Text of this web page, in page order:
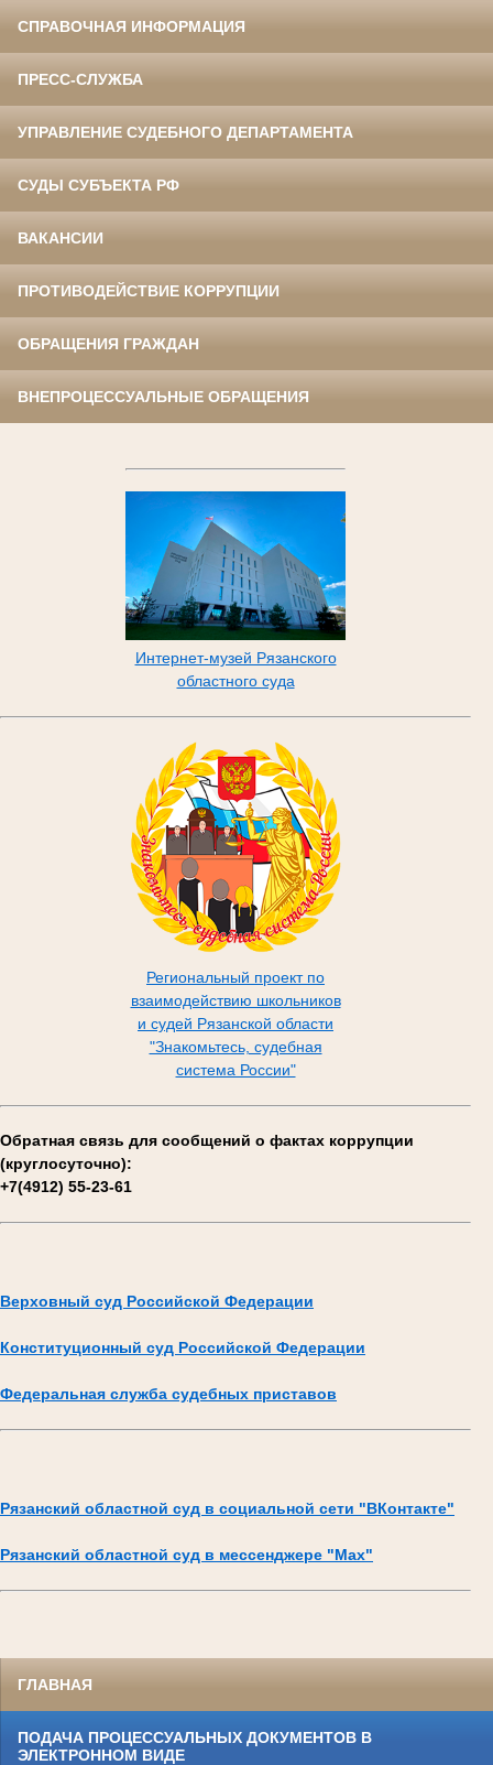
СПРАВОЧНАЯ ИНФОРМАЦИЯ
ПРЕСС-СЛУЖБА
УПРАВЛЕНИЕ СУДЕБНОГО ДЕПАРТАМЕНТА
СУДЫ СУБЪЕКТА РФ
ВАКАНСИИ
ПРОТИВОДЕЙСТВИЕ КОРРУПЦИИ
ОБРАЩЕНИЯ ГРАЖДАН
ВНЕПРОЦЕССУАЛЬНЫЕ ОБРАЩЕНИЯ
Интернет-музей Рязанского
областного суда
Региональный проект по
взаимодействию школьников
и судей Рязанской области
"Знакомьтесь, судебная
система России"
Обратная связь для сообщений о фактах коррупции
(круглосуточно):
+7(4912) 55-23-61
Верховный суд Российской Федерации
Конституционный суд Российской Федерации
Федеральная служба судебных приставов
Рязанский областной суд в социальной сети "ВКонтакте"
Рязанский областной суд в мессенджере "Max"
ГЛАВНАЯ
ПОДАЧА ПРОЦЕССУАЛЬНЫХ ДОКУМЕНТОВ В
ЭЛЕКТРОННОМ ВИДЕ